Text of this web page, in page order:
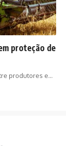
proteção de
produtores e…